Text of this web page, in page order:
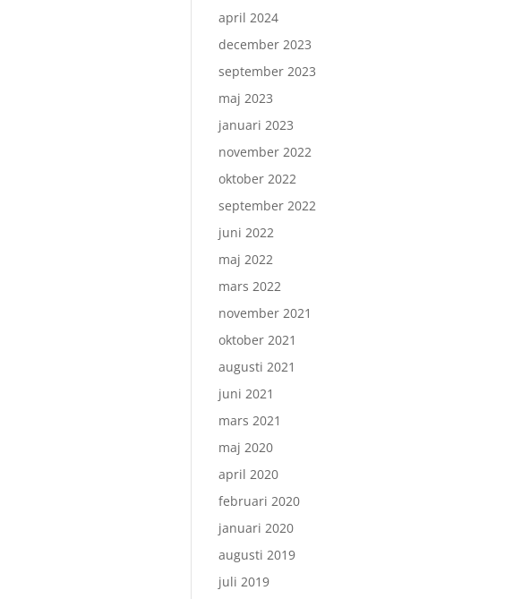
april 2024
december 2023
september 2023
maj 2023
januari 2023
november 2022
oktober 2022
september 2022
juni 2022
maj 2022
mars 2022
november 2021
oktober 2021
augusti 2021
juni 2021
mars 2021
maj 2020
april 2020
februari 2020
januari 2020
augusti 2019
juli 2019